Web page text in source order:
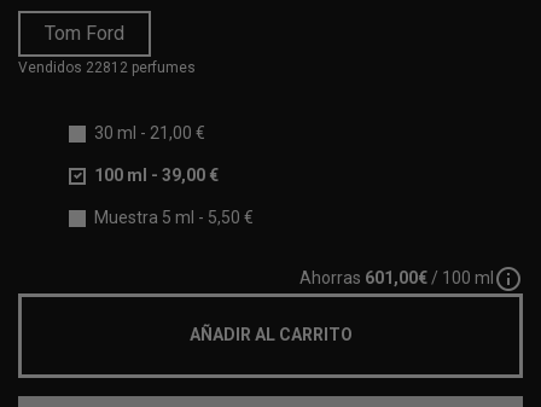
Tom Ford
Vendidos 22812 perfumes
30 ml - 21,00 €
100 ml - 39,00 €
Muestra 5 ml - 5,50 €
Ahorras 601,00€/ 100 ml info_outline
AÑADIR AL CARRITO